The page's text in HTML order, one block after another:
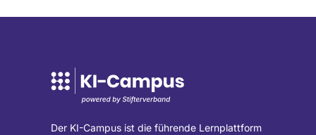
Der KI-Campus ist die führende Lernplattform